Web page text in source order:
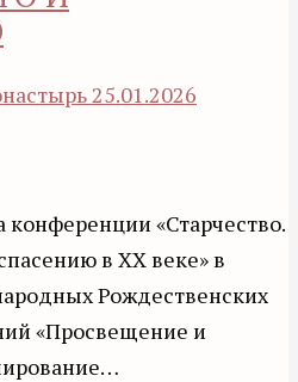
25.01.2026
конференции «Старчество.
в XX веке» в
Рождественских
«Просвещение и